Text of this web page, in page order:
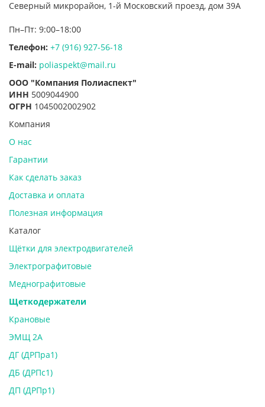
Северный микрорайон, 1-й Московский проезд, дом 39А
Пн–Пт: 9:00–18:00
Телефон: +7 (916) 927-56-18
E-mail: poliaspekt@mail.ru
ООО "Компания Полиаспект"
ИНН 5009044900
ОГРН 1045002002902
Компания
О нас
Гарантии
Как сделать заказ
Доставка и оплата
Полезная информация
Каталог
Щётки для электродвигателей
Электрографитовые
Меднографитовые
Щеткодержатели
Крановые
ЭМЩ 2А
ДГ (ДРПра1)
ДБ (ДРПс1)
ДП (ДРПр1)